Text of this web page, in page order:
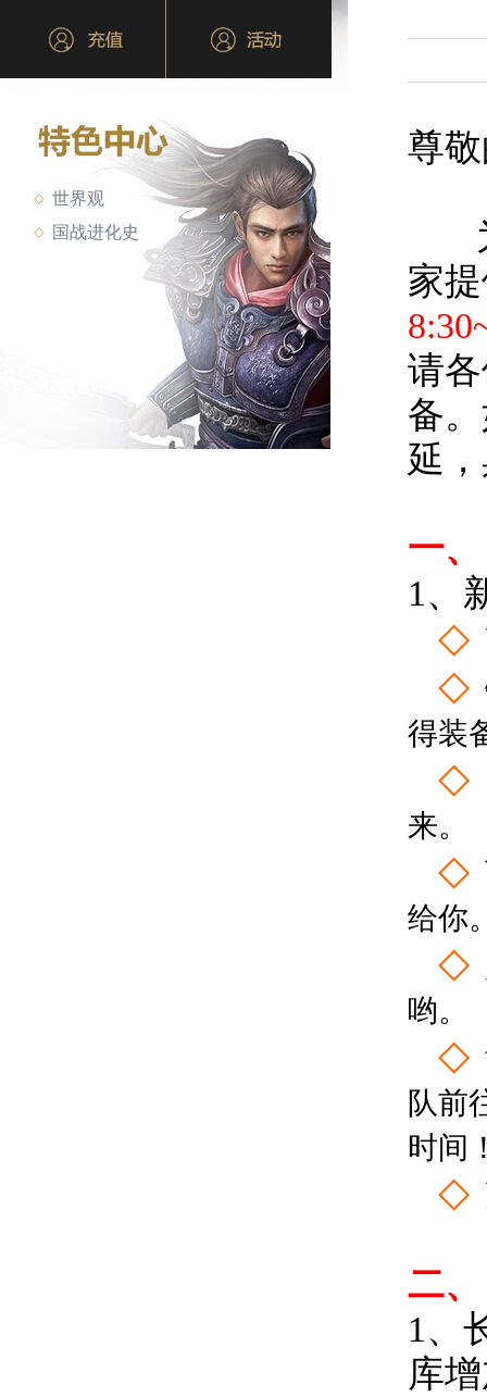
世界观
国战进化史
尊
为
家
请
备
延
一
1、
◇
◇
得装
◇
来。
◇
给你
◇
哟。
◇
队前
时间
◇
二
1、
库